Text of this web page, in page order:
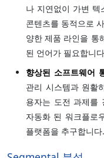
나 지연없이 가변 텍
콘텐츠를 동적으로
양한 제품 라인을 통
된 언어가 필요합니
향상된 소프트웨어
관리 시스템과 원활
용자는 도전 과제를
자동화 된 워크플로
플랫폼을 추구합니다.